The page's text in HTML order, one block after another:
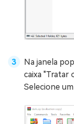
Na janela
caixa "Tratar
Selecione